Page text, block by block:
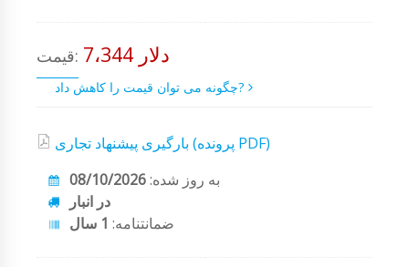
قیمت: 7،344 دلار
چگونه می توان قیمت را کاهش داد?
بارگیری پیشنهاد تجاری (پرونده PDF)
به روز شده:08/10/2026
در انبار
ضمانتنامه: 1 سال